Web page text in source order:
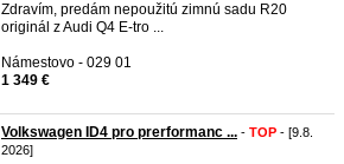
Zdravím, predám nepoužitú zimnú sadu R20
originál z Audi Q4 E-tro ...
Námestovo - 029 01
1 349 €
Volkswagen ID4 pro prerformanc ... - TOP - [9.8.
2026]